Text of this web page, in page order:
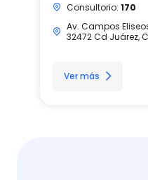
Consultorio: 170
Av. Campos
32472 Cd Juárez,
Ver más